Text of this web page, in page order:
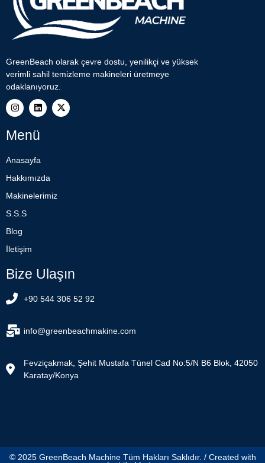
GreenBeach olarak çevre dostu, yenilikçi ve yüksek
verimli sahil temizleme makineleri üretmeye
odaklanıyoruz.
Menü
Anasayfa
Hakkımızda
Makinelerimiz
S.S.S
Blog
İletişim
Bize Ulaşın
+90 544 306 52 92
info@greenbeachmakine.com
Fevziçakmak, Şehit Mustafa Tünel Cad No:5/N B6 Blok, 42050
Karatay/Konya
© 2025 GreenBeach Machine Tüm Hakları Saklıdır. / Created with